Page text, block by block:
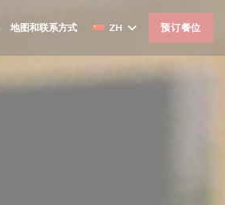
地图和联系方式 ZH 预订餐位